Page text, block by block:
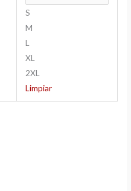
S
M
L
XL
2XL
Limpiar